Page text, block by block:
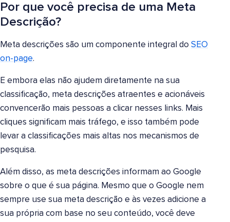
Por que você precisa de uma Meta
Descrição?
Meta descrições são um componente integral do SEO
on-page.
E embora elas não ajudem diretamente na sua
classificação, meta descrições atraentes e acionáveis
convencerão mais pessoas a clicar nesses links. Mais
cliques significam mais tráfego, e isso também pode
levar a classificações mais altas nos mecanismos de
pesquisa.
Além disso, as meta descrições informam ao Google
sobre o que é sua página. Mesmo que o Google nem
sempre use sua meta descrição e às vezes adicione a
sua própria com base no seu conteúdo, você deve